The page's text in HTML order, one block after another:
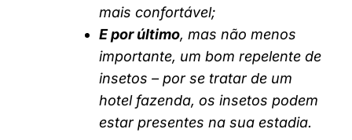
mais confortável;
E por último, mas não menos
importante, um bom repelente de
insetos – por se tratar de um
hotel fazenda, os insetos podem
estar presentes na sua estadia.